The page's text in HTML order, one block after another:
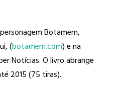
Botamem,
(botamem.com) e na
Notícias. O livro abrange
2015 (75 tiras).